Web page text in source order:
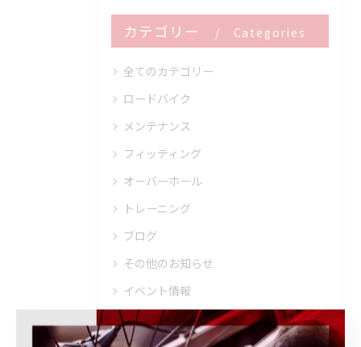
カテゴリー Categories
全てのカテゴリー
ロードバイク
メンテナンス
フィッティング
オーバーホール
トレーニング
ブログ
その他のお知らせ
イベント情報
キャンペーン情報